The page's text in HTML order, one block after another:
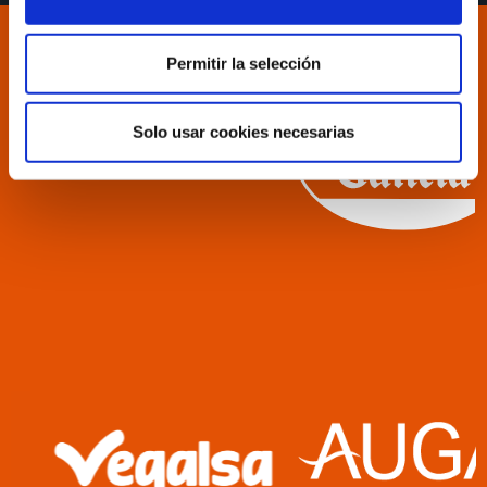
Permitir la selección
Solo usar cookies necesarias